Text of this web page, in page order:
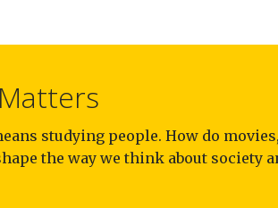
studying people. How do
the way we think about society